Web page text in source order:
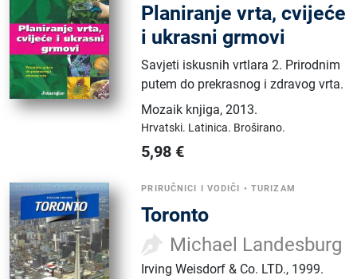
Planiranje vrta, cvijeće
i ukrasni grmovi
Savjeti iskusnih vrtlara 2. Prirodnim
putem do prekrasnog i zdravog vrta.
Mozaik knjiga,2013.
Hrvatski. Latinica. Broširano.
5,98 €
PRIRUČNICI I VODIČI • TURIZAM
Toronto
Michael Landesburg
Irving Weisdorf & Co. LTD., 1999.